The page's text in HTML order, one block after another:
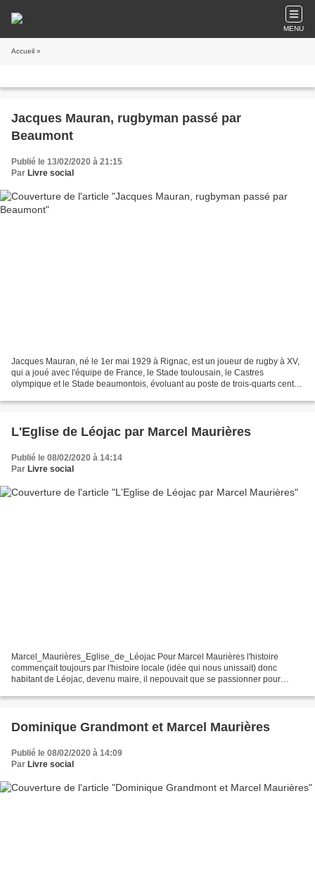
MENU
Accueil »
Jacques Mauran, rugbyman passé par
Beaumont
Publié le 13/02/2020 à 21:15
Par Livre social
Jacques Mauran, né le 1er mai 1929 à Rignac, est un joueur de rugby à XV,
qui a joué avec l'équipe de France, le Stade toulousain, le Castres
olympique et le Stade beaumontois, évoluant au poste de trois-quarts centre.
L'Eglise de Léojac par Marcel Maurières
Publié le 08/02/2020 à 14:14
Par Livre social
Marcel_Maurières_Eglise_de_Léojac Pour Marcel Maurières l'histoire
commençait toujours par l'histoire locale (idée qui nous unissait) donc
habitant de Léojac, devenu maire, il nepouvait que se passionner pour
Dominique Grandmont et Marcel Maurières
Publié le 08/02/2020 à 14:09
Par Livre social